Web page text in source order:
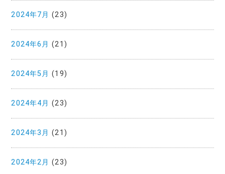
2024年7月 (23)
2024年6月 (21)
2024年5月 (19)
2024年4月 (23)
2024年3月 (21)
2024年2月 (23)